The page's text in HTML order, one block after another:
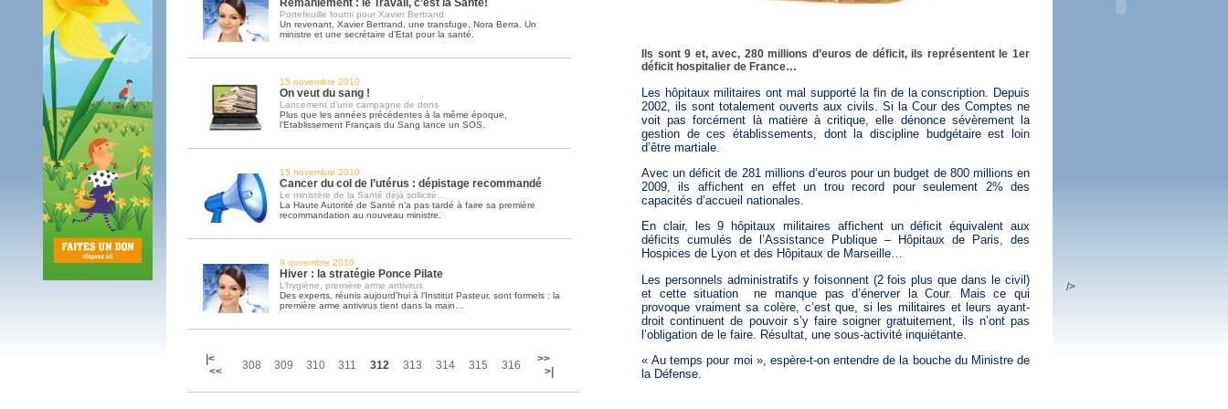
La journée mondiale des soins palliatifs n'a pas été inutile
lire la suite >>
Remaniement : le Travail, c’est la Santé!
Portefeuille fourni pour Xavier Bertrand
Un revenant, Xavier Bertrand, une transfuge, Nora Berra. Un
ministre et une secrétaire d’Etat pour la santé.
15 novembre 2010
On veut du sang !
Lancement d’une campagne de dons
Plus que les années précédentes à la même époque,
l’Etablissement Français du Sang lance un SOS.
15 novembre 2010
Cancer du col de l’utérus : dépistage recommandé
Le ministère de la Santé déjà sollicité…
La Haute Autorité de Santé n’a pas tardé à faire sa première
recommandation au nouveau ministre.
9 novembre 2010
Hiver : la stratégie Ponce Pilate
L’hygiène, première arme antivirus
Des experts, réunis aujourd’hui à l’Institut Pasteur, sont formels : la
première arme antivirus tient dans la main…
|<
<<
308 309 310 311 312 313 314 315 316
>>
>|
Ils sont 9 et, avec, 280 millions d’euros de déficit, ils représentent le 1er
déficit hospitalier de France…
Les hôpitaux militaires ont mal supporté la fin de la conscription. Depuis
2002, ils sont totalement ouverts aux civils. Si la Cour des Comptes ne
voit pas forcément là matière à critique, elle dénonce sévèrement la
gestion de ces établissements, dont la discipline budgétaire est loin
d’être martiale.
Avec un déficit de 281 millions d’euros pour un budget de 800 millions en
2009, ils affichent en effet un trou record pour seulement 2% des
capacités d’accueil nationales.
En clair, les 9 hôpitaux militaires affichent un déficit équivalent aux
déficits cumulés de l’Assistance Publique – Hôpitaux de Paris, des
Hospices de Lyon et des Hôpitaux de Marseille…
Les personnels administratifs y foisonnent (2 fois plus que dans le civil)
et cette situation
ne manque pas d’énerver la Cour. Mais ce qui
provoque vraiment sa colère, c’est que, si les militaires et leurs ayant-
droit continuent de pouvoir s’y faire soigner gratuitement, ils n’ont pas
l’obligation de le faire. Résultat, une sous-activité inquiétante.
« Au temps pour moi », espère-t-on entendre de la bouche du Ministre de
la Défense.
/>